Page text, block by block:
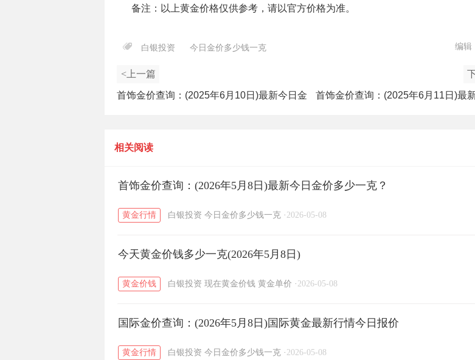
备注：以上黄金价格仅供参考，请以官方价格为准。
白银投资 今日金价多少钱一克 编辑
<上一篇
首饰金价查询：(2025年6月10日)最新今日金 首饰金价查询：(2025年6月11日)最
相关阅读
首饰金价查询：(2026年5月8日)最新今日金价多少一克？
黄金行情 白银投资 今日金价多少钱一克 · 2026-05-08
今天黄金价钱多少一克(2026年5月8日)
黄金价钱 白银投资 现在黄金价钱 黄金单价 · 2026-05-08
国际金价查询：(2026年5月8日)国际黄金最新行情今日报价
黄金行情 白银投资 今日金价多少钱一克 · 2026-05-08